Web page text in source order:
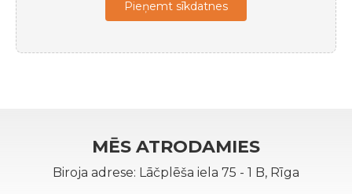
Pieņemt sīkdatnes
MĒS ATRODAMIES
Biroja adrese: Lāčplēša iela 75 - 1 B, Rīga